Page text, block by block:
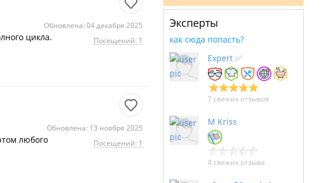
Обновлена: 04 декабря 2025
Посещений: 1
цикла.
Обновлена: 13 ноября 2025
Посещений: 1
любого
Эксперты
как сюда попасть?
Expert ✅
7 свежих отзывов
M Kriss
4 свежих отзыва